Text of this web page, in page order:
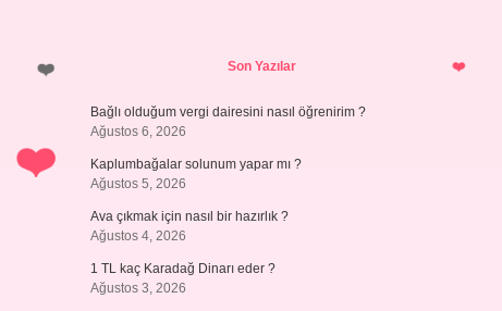
SidebarSon Yazılar
Bağlı olduğum vergi dairesini nasıl öğrenirim ?
Ağustos 6, 2026
Kaplumbağalar solunum yapar mı ?
Ağustos 5, 2026
Ava çıkmak için nasıl bir hazırlık ?
Ağustos 4, 2026
1 TL kaç Karadağ Dinarı eder ?
Ağustos 3, 2026